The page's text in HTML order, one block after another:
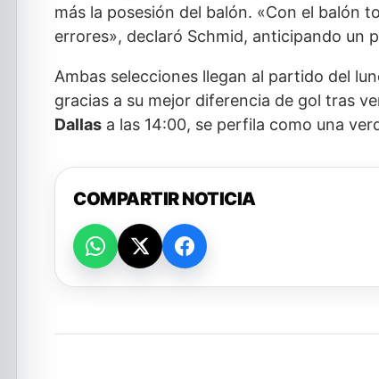
más la posesión del balón. «Con el balón
errores», declaró Schmid, anticipando un
Ambas selecciones llegan al partido del
gracias a su mejor diferencia de gol tras
Dallas a las 14:00, se perfila como una
COMPARTIR NOTICIA